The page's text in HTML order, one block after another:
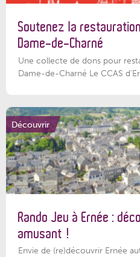
Soutenez la
Dame-de-Charné
Une collecte de dons pour
Dame-de-Charné Le CCAS
Découvrir
Rando Jeu à Ernée :
amusant !
Envie de (re)découvrir Ernée